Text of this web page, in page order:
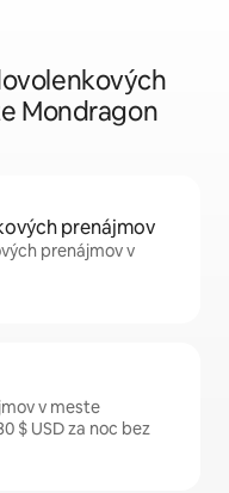
Mondragon
prenájmov
prenájmov v
v meste
$ USD za noc bez